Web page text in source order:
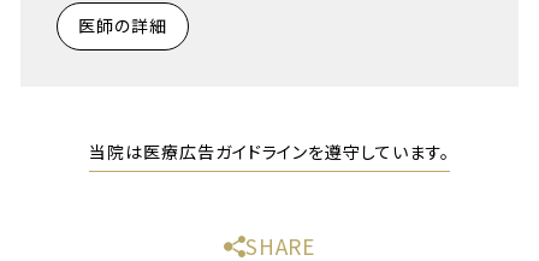
医師の詳細
当院は医療広告ガイドラインを遵守しています。
SHARE